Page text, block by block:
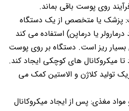
روی پوست باقی بماند.
پزشک یا متخصص از یک دستگاه
درمارولر یا درماپن) استفاده می کند
ریز است. دستگاه بر روی پوست
میکروکانال های کوچکی ایجاد کند.
تولید کلاژن و الاستین کمک می
مواد مغذی: پس از ایجاد میکروکانال